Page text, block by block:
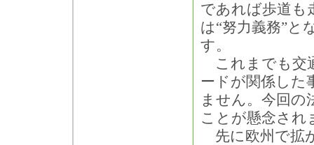
であれば歩道も
は“努力義務”と
す。
これまでも交
ードが関係した
ません。今回の
ことが懸念され
先に欧州で拡